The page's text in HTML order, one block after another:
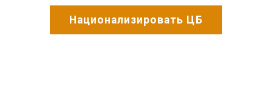
Национализировать ЦБ